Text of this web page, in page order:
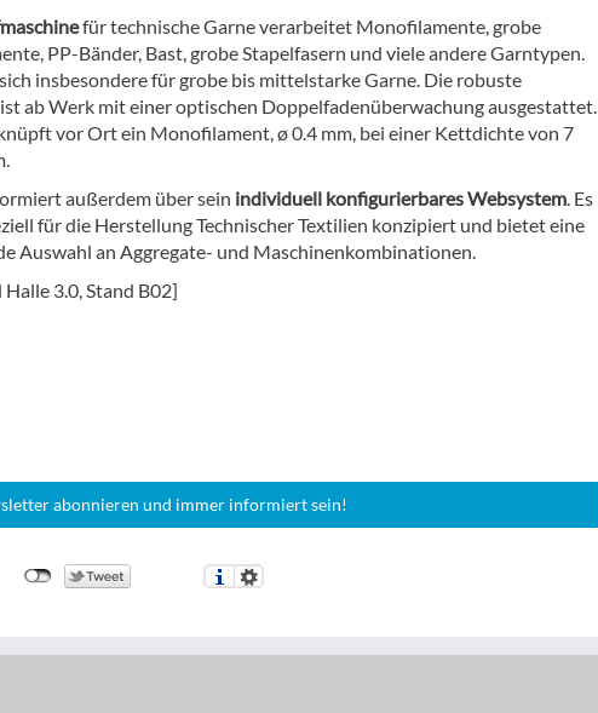
für technische Garne verarbeitet Monofilamente, grobe
PP-Bänder, Bast, grobe Stapelfasern und viele andere Garntypen.
insbesondere für grobe bis mittelstarke Garne. Die robuste
ab Werk mit einer optischen Doppelfadenüberwachung ausgestattet.
vor Ort ein Monofilament, ø 0.4 mm, bei einer Kettdichte von 7
außerdem über sein individuell konfigurierbares Websystem. Es
für die Herstellung Technischer Textilien konzipiert und bietet eine
Auswahl an Aggregate- und Maschinenkombinationen.
3.0, Stand B02]
abonnieren und immer informiert sein!